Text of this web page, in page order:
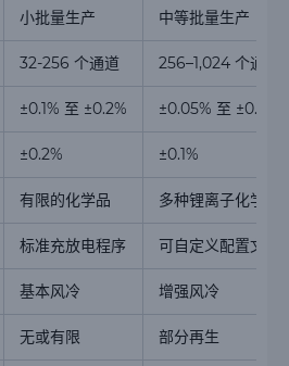
小批量生产 中等批量生产
32-256 个通道 256–1,024 个通道
±0.1% 至 ±0.2% ±0.05% 至 ±0.1%
±0.2% ±0.1%
有限的化学品 多种锂离子化学品
标准充放电程序 可自定义配置文件
基本风冷 增强风冷
无或有限 部分再生